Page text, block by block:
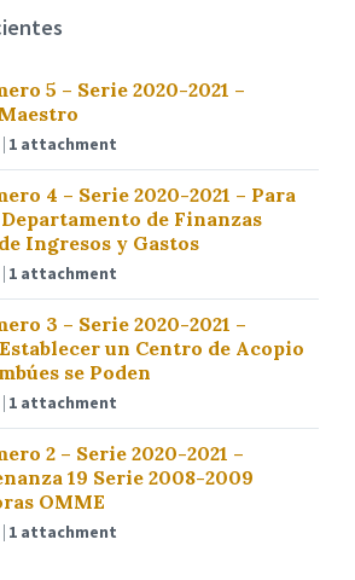
5 – Serie 2020-2021 –
1 attachment
4 – Serie 2020-2021 – Para
de Finanzas
Ingresos y Gastos
1 attachment
3 – Serie 2020-2021 –
un Centro de Acopio
se Poden
1 attachment
2 – Serie 2020-2021 –
19 Serie 2008-2009
OMME
1 attachment